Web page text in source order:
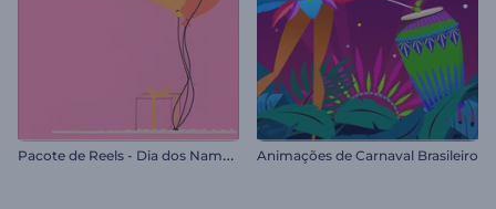
P
acote de Reels - Dia dos Namorados Animações de Carnaval Brasileiro